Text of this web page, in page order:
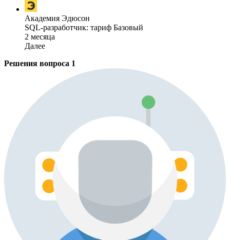
Академия Эдюсон
SQL-разработчик: тариф Базовый
2 месяца
Далее
Решения вопроса 1